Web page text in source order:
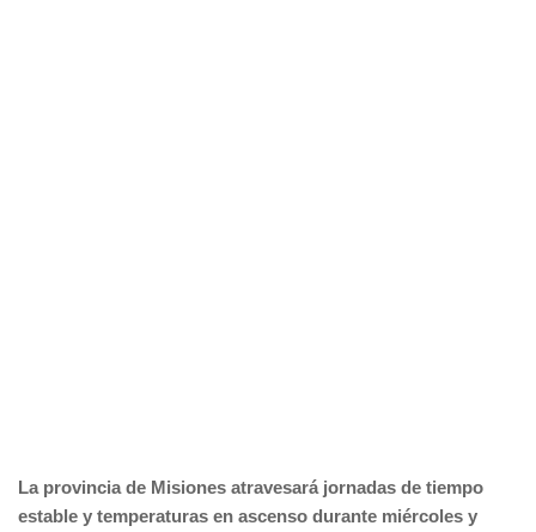
La provincia de Misiones atravesará jornadas de tiempo
estable y temperaturas en ascenso durante miércoles y